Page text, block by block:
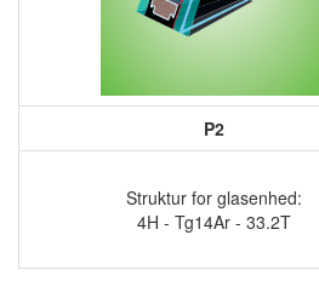
P2
Struktur for glasenhed:
4H - Tg14Ar - 33.2T